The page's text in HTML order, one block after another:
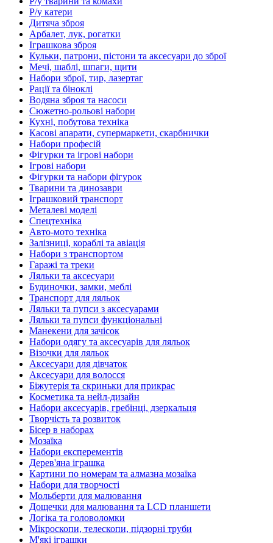
Р/у катери
Дитяча зброя
Арбалет, лук, рогатки
Іграшкова зброя
Кульки, патрони, пістони та аксесуари до зброї
Мечі, шаблі, шпаги, щити
Набори зброї, тир, лазертаг
Рації та біноклі
Водяна зброя та насоси
Сюжетно-рольові набори
Кухні, побутова техніка
Касові апарати, супермаркети, скарбнички
Набори професій
Фігурки та ігрові набори
Ігрові набори
Фігурки та набори фігурок
Тварини та динозаври
Іграшковий транспорт
Металеві моделі
Спецтехніка
Авто-мото техніка
Залізниці, кораблі та авіація
Набори з транспортом
Гаражі та треки
Ляльки та аксесуари
Будиночки, замки, меблі
Транспорт для ляльок
Ляльки та пупси з аксесуарами
Ляльки та пупси функціональні
Манекени для зачісок
Набори одягу та аксесуарів для ляльок
Візочки для ляльок
Аксесуари для дівчаток
Аксесуари для волосся
Біжутерія та скриньки для прикрас
Косметика та нейл-дизайн
Набори аксесуарів, гребінці, дзеркальця
Творчість та розвиток
Бісер в наборах
Мозаїка
Набори експерементів
Дерев'яна іграшка
Картини по номерам та алмазна мозаїка
Набори для творчості
Мольберти для малювання
Дощечки для малювання та LCD планшети
Логіка та головоломки
Мікроскопи, телескопи, підзорні труби
М'які іграшки